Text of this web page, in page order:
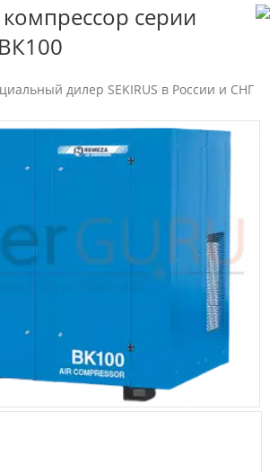
серии
дилер SEKIRUS в России и СНГ